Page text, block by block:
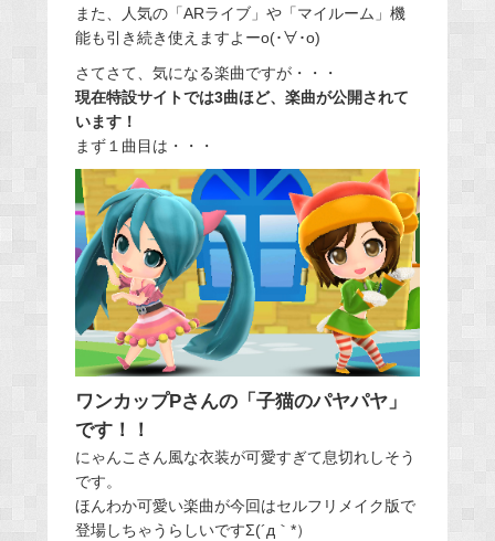
また、人気の「ARライブ」や「マイルーム」機
能も引き続き使えますよーo(･∀･o)
さてさて、気になる楽曲ですが・・・
現在特設サイトでは3曲ほど、楽曲が公開されて
います！
まず１曲目は・・・
ワンカップPさんの「子猫のパヤパヤ」
です！！
にゃんこさん風な衣装が可愛すぎて息切れしそう
です。
ほんわか可愛い楽曲が今回はセルフリメイク版で
登場しちゃうらしいですΣ(´д｀*）